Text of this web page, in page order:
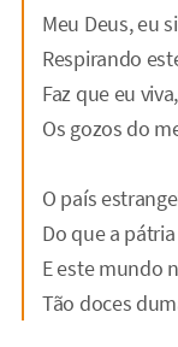
Meu Deus, eu
Respirando
Faz que eu
Os gozos do
O país
Do que a
E este mundo
Tão doces